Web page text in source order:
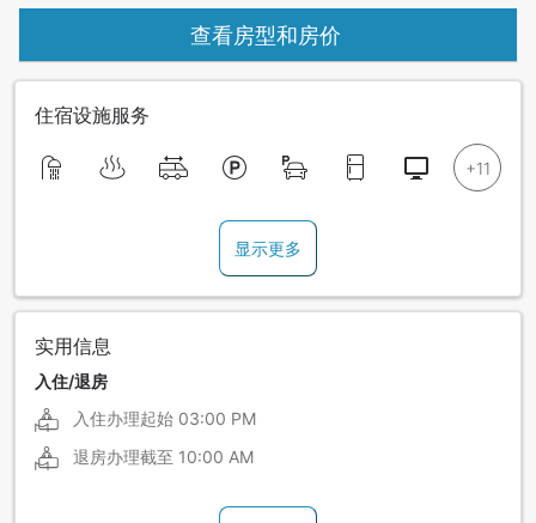
查看房型和房价
住宿设施服务
显示更多
实用信息
入住/退房
入住办理起始 03:00 PM
退房办理截至 10:00 AM